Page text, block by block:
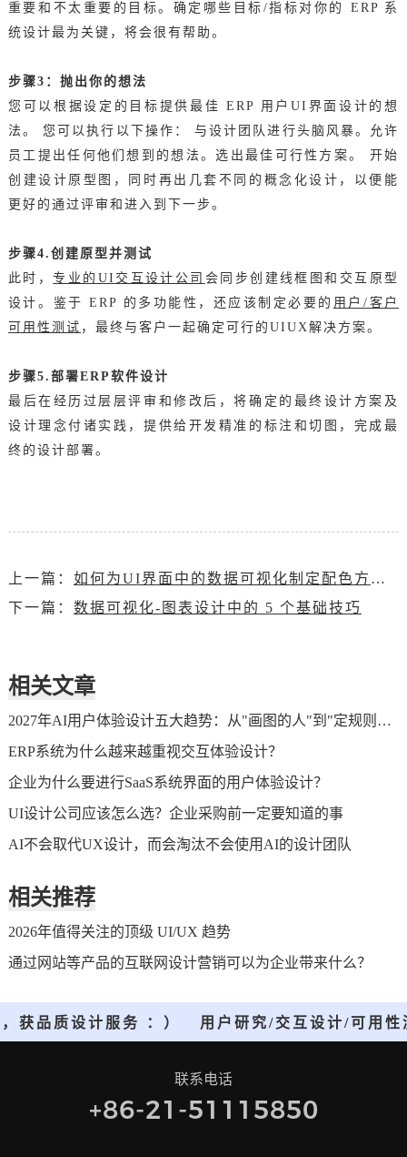
重要和不太重要的目标。确定哪些目标/指标对你的 ERP 系
统设计最为关键，将会很有帮助。
步骤3：抛出你的想法
您可以根据设定的目标提供最佳 ERP 用户UI界面设计的想
法。 您可以执行以下操作： 与设计团队进行头脑风暴。允许
员工提出任何他们想到的想法。选出最佳可行性方案。 开始
创建设计原型图，同时再出几套不同的概念化设计，以便能
更好的通过评审和进入到下一步。
步骤4.创建原型并测试
此时，专业的UI交互设计公司 会同步创建线框图和交互原型
设计。鉴于 ERP 的多功能性，还应该制定必要的 用户/客户
可用性测试 ，最终与客户一起确定可行的UIUX解决方案。
步骤5.部署ERP软件设计
最后在经历过层层评审和修改后，将确定的最终设计方案及
设计理念付诸实践，提供给开发精准的标注和切图，完成最
终的设计部署。
上一篇：
如何为UI界面中的数据可视化制定配色方案？
下一篇： 数据可视化-图表设计中的 5 个基础技巧
相关文章
2027年AI用户体验设计五大趋势：从"画图的人"到"定规则的人"
ERP系统为什么越来越重视交互体验设计？
企业为什么要进行SaaS系统界面的用户体验设计？
UI设计公司应该怎么选？企业采购前一定要知道的事
AI不会取代UX设计，而会淘汰不会使用AI的设计团队
相关推荐
2026年值得关注的顶级 UI/UX 趋势
通过网站等产品的互联网设计营销可以为企业带来什么？
，获品质设计服务 ：） 用户研究/交互设计/可用
联系电话
+86-21-51115850